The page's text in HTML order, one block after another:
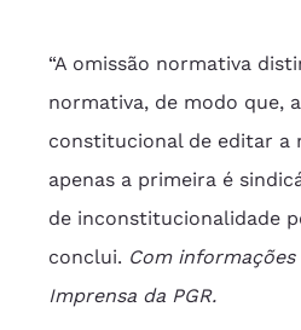
“A omissão normativa
normativa, de modo que,
constitucional de editar a
apenas a primeira é
de inconstitucionalidade
conclui. Com informações
Imprensa da PGR.